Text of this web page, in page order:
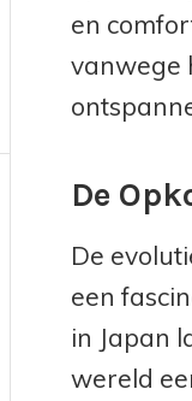
en
vanwege
De
De
een
in Japan
wereld